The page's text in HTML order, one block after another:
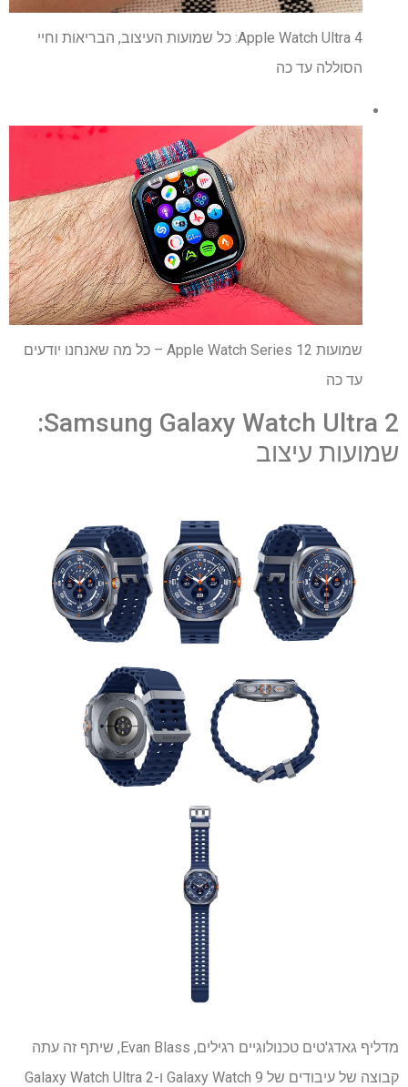
Apple Watch Ultra 4: כל שמועות העיצוב, הבריאות וחיי
הסוללה עד כה
שמועות Apple Watch Series 12 – כל מה שאנחנו יודעים
עד כה
Samsung Galaxy Watch Ultra 2:
שמועות עיצוב
מדליף גאדג'טים טכנולוגיים רגילים, Evan Blass, שיתף זה עתה
קבוצה של עיבודים של Galaxy Watch 9 ו-Galaxy Watch Ultra 2